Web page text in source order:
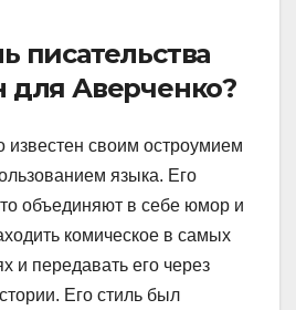
писательства
для Аверченко?
известен своим остроумием
языка. Его
объединяют в себе юмор и
комическое в самых
и передавать его через
Его стиль был